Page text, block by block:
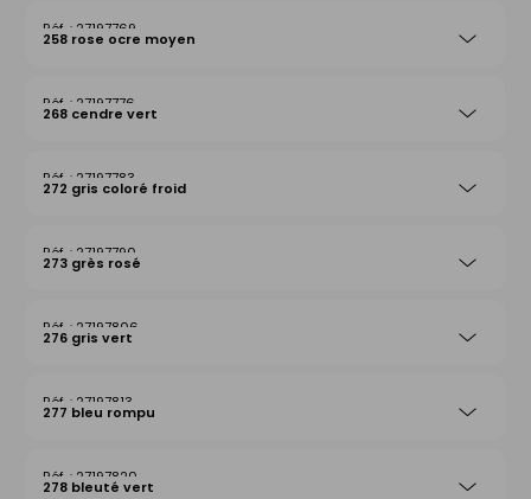
27197769
258 rose ocre moyen
27197776
268 cendre vert
27197783
272 gris coloré froid
27197790
273 grès rosé
27197806
276 gris vert
27197813
277 bleu rompu
27197820
278 bleuté vert